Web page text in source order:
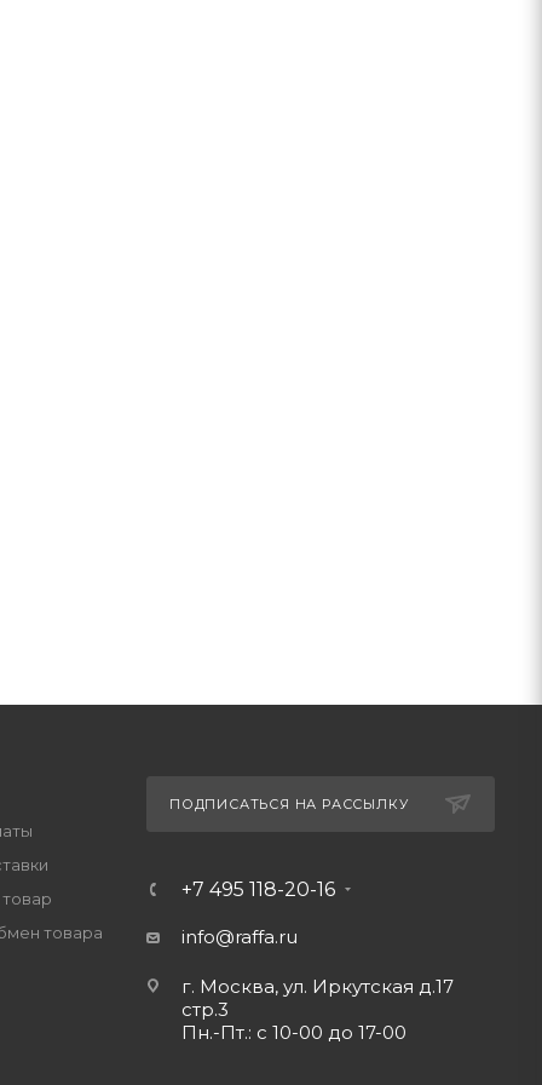
товара
ПОДПИСАТЬСЯ НА РАССЫЛКУ
+7 495 118-20-16
info@raffa.ru
г. Москва, ул. Иркутская д.17
стр.3
Пн.-Пт.: с 10-00 до 17-00